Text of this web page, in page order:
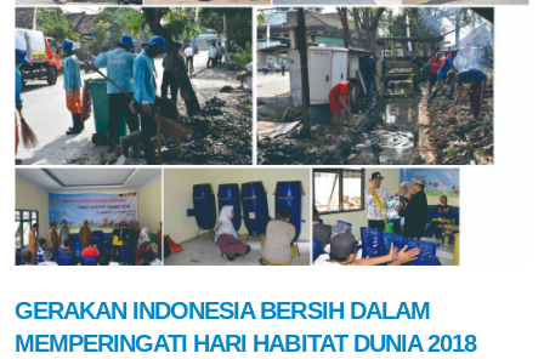
GERAKAN INDONESIA BERSIH DALAM
MEMPERINGATI HARI HABITAT DUNIA 2018